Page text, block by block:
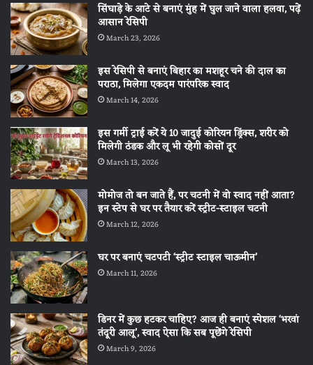
सिंघाड़े के आटे से बनाएं मुंह में घुल जाने वाला हलवा, पढ़ें
आसान रेसिपी
March 23, 2026
इस रेसिपी से बनाएं बिहार का मशहूर चने की दाल का
पराठा, मिलेगा एकदम पारंपरिक स्वाद
March 14, 2026
इस गर्मी ट्राई करें ये 10 जादुई कोरियन ड्रिंक्स, शरीर को
मिलेगी ठंडक और लू भी रहेगी कोसों दूर
March 13, 2026
मोमोज तो बन जाते हैं, पर चटनी में वो स्वाद नहीं आता?
इन स्टेप से घर पर तैयार करें स्ट्रीट-स्टाइल चटनी
March 12, 2026
घर पर बनाएं चटपटी ‘स्ट्रीट स्टाइल चाऊमीन’
March 11, 2026
डिनर में कुछ हटकर चाहिए? आज ही बनाएं स्पेशल ‘भरवां
तंदूरी आलू’, स्वाद ऐसा कि सब पूछेंगे रेसिपी
March 9, 2026